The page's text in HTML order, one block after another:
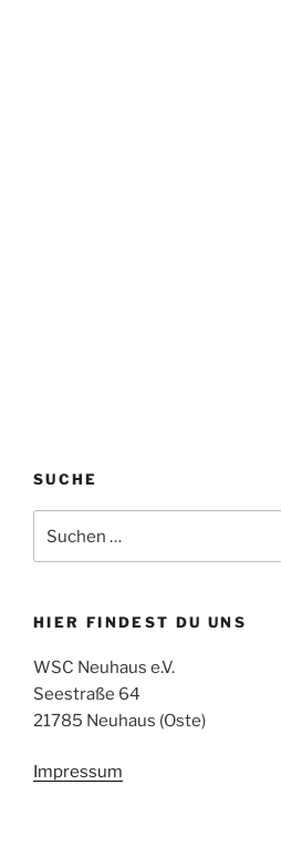
SUCHE
nach:
HIER FINDEST DU UNS
WSC Neuhaus e.V.
Seestraße 64
21785 Neuhaus (Oste)
Impressum